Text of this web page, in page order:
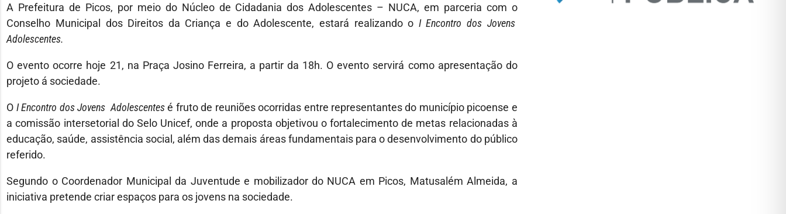
A Prefeitura de Picos, por meio do Núcleo de Cidadania dos Adolescentes – NUCA, em parceria com o
Conselho Municipal dos Direitos da Criança e do Adolescente, estará realizando o I Encontro dos Jovens
Adolescentes.
O evento ocorre hoje 21, na Praça Josino Ferreira, a partir da 18h. O evento servirá como apresentação do
projeto á sociedade.
O I Encontro dos Jovens Adolescentesé fruto de reuniões ocorridas entre representantes do município picoense e
a comissão intersetorial do Selo Unicef, onde a proposta objetivou o fortalecimento de metas relacionadas à
educação, saúde, assistência social, além das demais áreas fundamentais para o desenvolvimento do público
referido.
Segundo o Coordenador Municipal da Juventude e mobilizador do NUCA em Picos, Matusalém Almeida, a
iniciativa pretende criar espaços para os jovens na sociedade.